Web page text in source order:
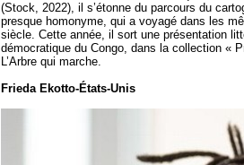
(Stock, 2022), il s’étonne du parcours du
presque homonyme, qui a voyagé dans les
siècle. Cette année, il sort une présentation
démocratique du Congo, dans la collection «
L’Arbre qui marche.
Frieda Ekotto-États-Unis